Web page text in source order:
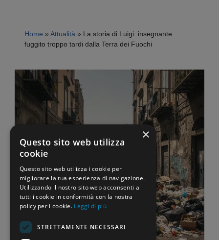
Home » Attualità » La storia di Luigi: insegnante
fuggito troppo tardi dalla Terra dei Fuochi
×
Questo sito web utilizza
cookie
Questo sito web utilizza i cookie per
migliorare la tua esperienza di navigazione.
Utilizzando il nostro sito web acconsenti a
tutti i cookie in conformità con la nostra
policy per i cookie. Leggi di più
STRETTAMENTE NECESSARI